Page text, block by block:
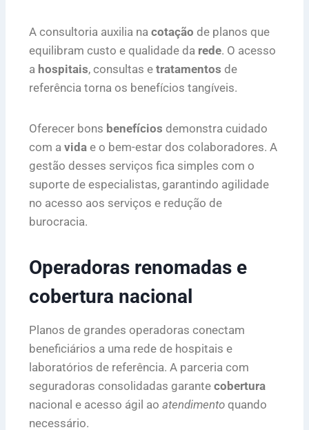
A consultoria auxilia na cotação de planos que
equilibram custo e qualidade da rede. O acesso
a hospitais, consultas e tratamentos de
referência torna os benefícios tangíveis.
Oferecer bons benefícios demonstra cuidado
com a vida e o bem-estar dos colaboradores. A
gestão desses serviços fica simples com o
suporte de especialistas, garantindo agilidade
no acesso aos serviços e redução de
burocracia.
Operadoras renomadas e
cobertura nacional
Planos de grandes operadoras conectam
beneficiários a uma rede de hospitais e
laboratórios de referência. A parceria com
seguradoras consolidadas garante cobertura
nacional e acesso ágil ao atendimento quando
necessário.